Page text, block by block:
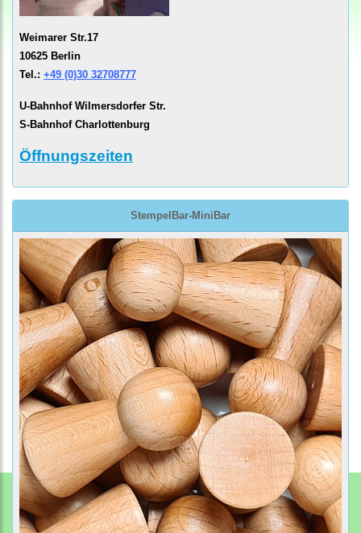
Weimarer Str.17
10625 Berlin
Tel.: +49 (0)30 32708777
U-Bahnhof Wilmersdorfer Str.
S-Bahnhof Charlottenburg
Öffnungszeiten
StempelBar-MiniBar